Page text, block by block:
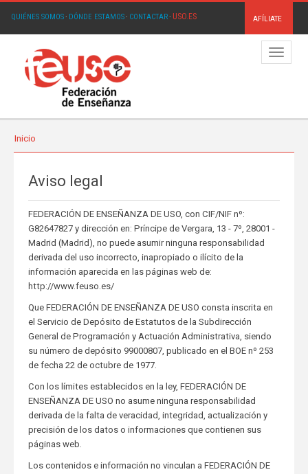
QUIÉNES SOMOS· DÓNDE ESTAMOS· CONTACTAR· USO.ES AFÍLIATE
Menú
Inicio
Aviso legal
FEDERACIÓN DE ENSEÑANZA DE USO, con CIF/NIF nº:
G82647827 y dirección en: Príncipe de Vergara, 13 - 7º, 28001 -
Madrid (Madrid), no puede asumir ninguna responsabilidad
derivada del uso incorrecto, inapropiado o ilícito de la
información aparecida en las páginas web de:
http://www.feuso.es/
Que FEDERACIÓN DE ENSEÑANZA DE USO consta inscrita en
el Servicio de Depósito de Estatutos de la Subdirección
General de Programación y Actuación Administrativa, siendo
su número de depósito 99000807, publicado en el BOE nº 253
de fecha 22 de octubre de 1977.
Con los límites establecidos en la ley, FEDERACIÓN DE
ENSEÑANZA DE USO no asume ninguna responsabilidad
derivada de la falta de veracidad, integridad, actualización y
precisión de los datos o informaciones que contienen sus
páginas web.
Los contenidos e información no vinculan a FEDERACIÓN DE